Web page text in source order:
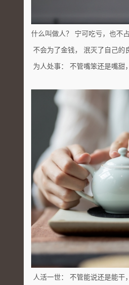
什么叫做人？ 宁可吃亏，也不
不会为了金钱， 泯灭了自己的
为人处事： 不管嘴笨还是嘴甜
人活一世： 不管能说还是能